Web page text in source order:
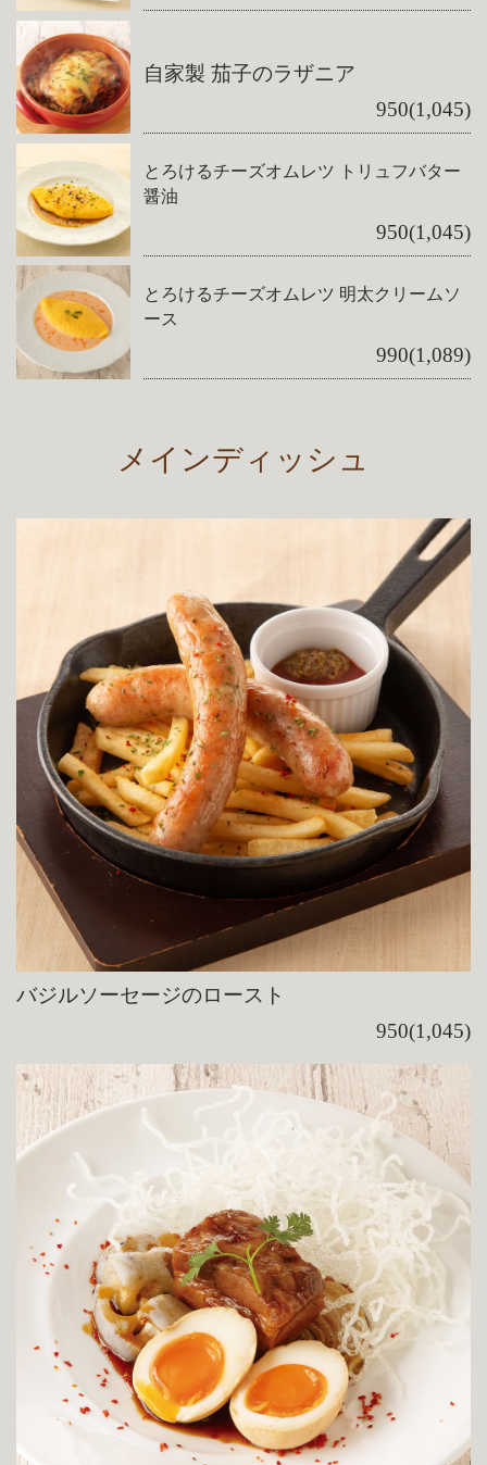
自家製 茄子のラザニア
950(1,045)
とろけるチーズオムレツ トリュフバター
醤油
950(1,045)
とろけるチーズオムレツ 明太クリームソ
ース
990(1,089)
メインディッシュ
バジルソーセージのロースト
950(1,045)